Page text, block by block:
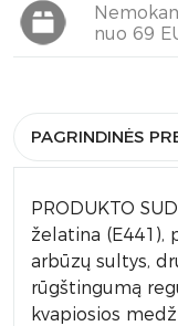
nuo 69
PAGRINDINĖS
PRODUKTO
želatina (E441),
arbūzų sultys,
rūgštingumą
kvapiosios